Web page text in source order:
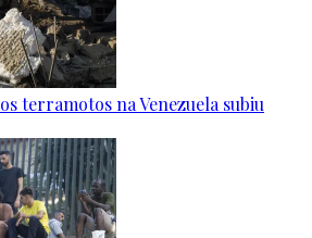
terramotos na Venezuela subiu